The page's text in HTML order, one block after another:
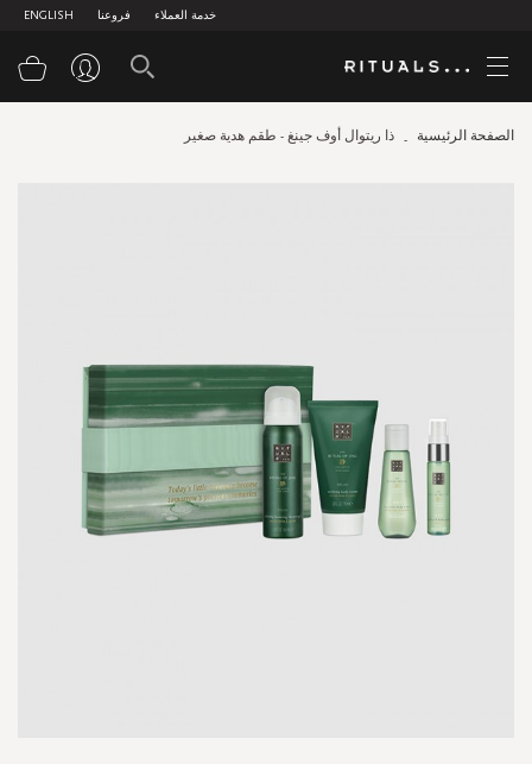
ENGLISH فروعنا خدمة العملاء
الصفحة الرئيسية ذا ريتوال أوف جينغ - طقم هدية صغير